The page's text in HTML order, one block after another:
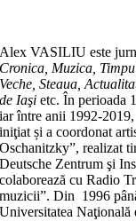
Alex VASILIU este
Cronica, Muzica,
Veche, Steaua,
de Iaşietc. În perioada
iar între anii 1992-
iniţiat și a coordonat
Oschanitzky”, realizat
Deutsche Zentrum şi
colaborează cu Radio
muzicii”. Din 1996
Universitatea Naţională